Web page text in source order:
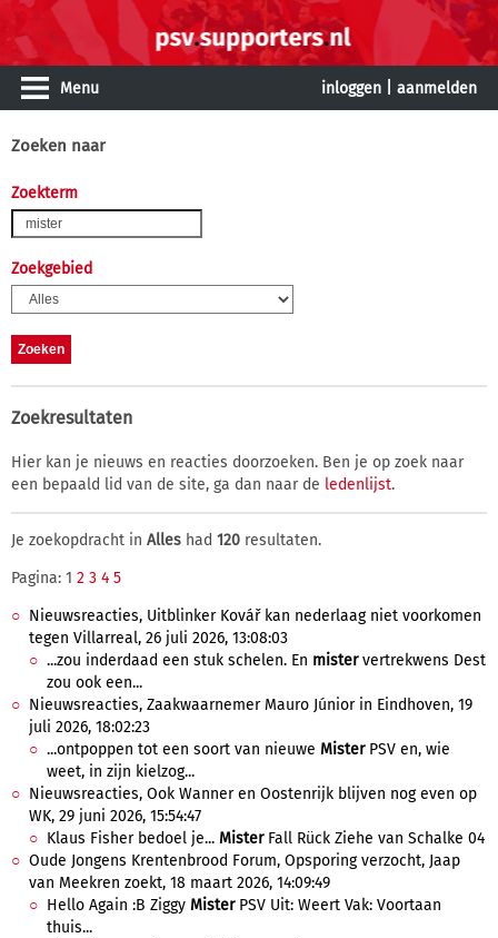
Menu inloggen aanmelden
Zoeken naar
Zoekterm
Zoekgebied
Zoekresultaten
Hier kan je nieuws en reacties doorzoeken. Ben je op zoek naar
een bepaald lid van de site, ga dan naar de ledenlijst.
Je zoekopdracht in Alles had 120 resultaten.
Pagina: 1 2 3 4 5
Nieuwsreacties, Uitblinker Kovář kan nederlaag niet voorkomen
tegen Villarreal, 26 juli 2026, 13:08:03
...zou inderdaad een stuk schelen. En mistervertrekwens Dest
zou ook een...
Nieuwsreacties, Zaakwaarnemer Mauro Júnior in Eindhoven, 19
juli 2026, 18:02:23
...ontpoppen tot een soort van nieuwe MisterPSV en, wie
weet, in zijn kielzog...
Nieuwsreacties, Ook Wanner en Oostenrijk blijven nog even op
WK, 29 juni 2026, 15:54:47
Klaus Fisher bedoel je... MisterFall Rück Ziehe van Schalke 04
Oude Jongens Krentenbrood Forum, Opsporing verzocht, Jaap
van Meekren zoekt, 18 maart 2026, 14:09:49
Hello Again :B Ziggy MisterPSV Uit: Weert Vak: Voortaan
thuis...